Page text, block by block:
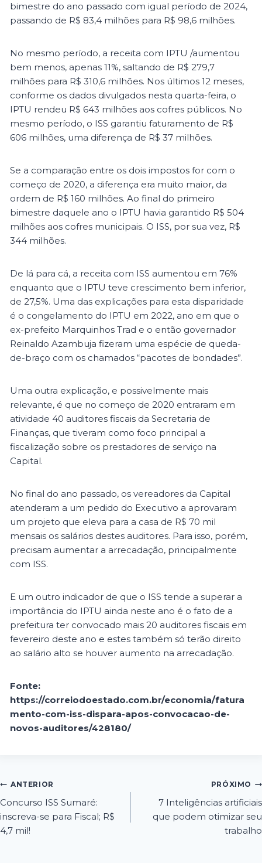
bimestre do ano passado com igual período de 2024,
passando de R$ 83,4 milhões para R$ 98,6 milhões.
No mesmo período, a receita com IPTU /aumentou
bem menos, apenas 11%, saltando de R$ 279,7
milhões para R$ 310,6 milhões. Nos últimos 12 meses,
conforme os dados divulgados nesta quarta-feira, o
IPTU rendeu R$ 643 milhões aos cofres públicos. No
mesmo período, o ISS garantiu faturamento de R$
606 milhões, uma diferença de R$ 37 milhões.
Se a comparação entre os dois impostos for com o
começo de 2020, a diferença era muito maior, da
ordem de R$ 160 milhões. Ao final do primeiro
bimestre daquele ano o IPTU havia garantido R$ 504
milhões aos cofres municipais. O ISS, por sua vez, R$
344 milhões.
De lá para cá, a receita com ISS aumentou em 76%
enquanto que o IPTU teve crescimento bem inferior,
de 27,5%. Uma das explicações para esta disparidade
é o congelamento do IPTU em 2022, ano em que o
ex-prefeito Marquinhos Trad e o então governador
Reinaldo Azambuja fizeram uma espécie de queda-
de-braço com os chamados “pacotes de bondades”.
Uma outra explicação, e possivelmente mais
relevante, é que no começo de 2020 entraram em
atividade 40 auditores fiscais da Secretaria de
Finanças, que tiveram como foco principal a
fiscalização sobre os prestadores de serviço na
Capital.
No final do ano passado, os vereadores da Capital
atenderam a um pedido do Executivo a aprovaram
um projeto que eleva para a casa de R$ 70 mil
mensais os salários destes auditores. Para isso, porém,
precisam aumentar a arrecadação, principalmente
com ISS.
E um outro indicador de que o ISS tende a superar a
importância do IPTU ainda neste ano é o fato de a
prefeitura ter convocado mais 20 auditores fiscais em
fevereiro deste ano e estes também só terão direito
ao salário alto se houver aumento na arrecadação.
Fonte:
https://correiodoestado.com.br/economia/fatura
mento-com-iss-dispara-apos-convocacao-de-
novos-auditores/428180/
ANTERIOR
Concurso ISS Sumaré:
inscreva-se para Fiscal; R$
4,7 mil!
PRÓXIMO
7 Inteligências artificiais
que podem otimizar seu
trabalho